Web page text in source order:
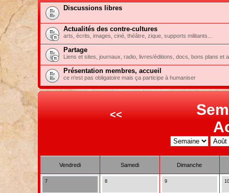
Discussions libres
Actualités des contre-cultures
arts, écrits, images, ciné, théâtre, zique, supports militants...
Partage
Liens et sites, journaux, radio, livres/éditions, docs, bons plans et
Présentation membres, accueil
ce n'est pas obligatoire mais ça participe à humaniser
<<
Vendredi Samedi Dimanche
7 8 9 10